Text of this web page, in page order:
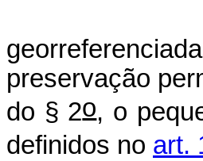
preservação
do § 2o, o
definidos no art.